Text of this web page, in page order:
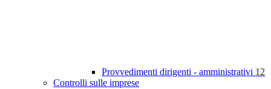
Provvedimenti dirigenti - amministrativi 12
Controlli sulle imprese